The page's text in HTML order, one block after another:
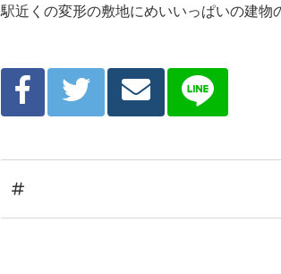
駅近くの変形の敷地にめいいっぱいの建